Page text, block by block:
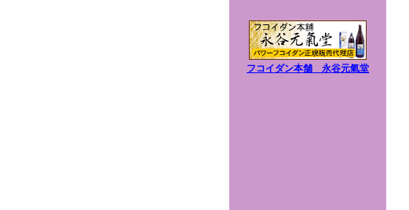
フコイダン本舗 永谷元氣堂